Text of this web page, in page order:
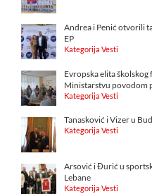
Andrea i Penić otvorili
EP
Kategorija Vesti
Evropska elita
Ministarstvu povodom
Kategorija Vesti
Tanasković i Vizer u
Kategorija Vesti
Arsović i Đurić u
Lebane
Kategorija Vesti